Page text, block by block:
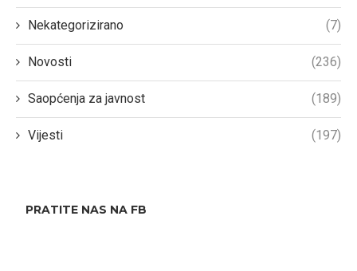
Nekategorizirano (7)
Novosti (236)
Saopćenja za javnost (189)
Vijesti (197)
PRATITE NAS NA FB